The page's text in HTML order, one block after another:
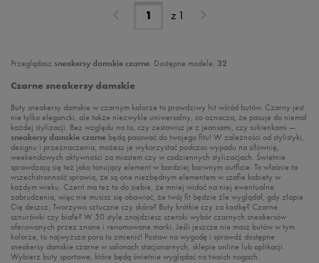
z 1
Przeglądasz sneakersy damskie czarne. Dostępne modele: 32
Czarne sneakersy damskie
Buty sneakersy damskie w czarnym kolorze to prawdziwy hit wśród butów. Czarny jest
nie tylko elegancki, ale także niezwykle uniwersalny, co oznacza, że pasuje do niemal
każdej stylizacji. Bez względu na to, czy zestawisz je z jeansami, czy sukienkami —
sneakersy damskie czarne będą pasować do twojego fitu! W zależności od stylistyki,
designu i przeznaczenia, możesz je wykorzystać podczas wypadu na siłownię,
weekendowych aktywności za miastem czy w codziennych stylizacjach. Świetnie
sprawdzają się też jako tonujący element w bardziej barwnym outficie. To właśnie ta
wszechstronność sprawia, że są one niezbędnym elementem w szafie kobiety w
każdym wieku. Czerń ma też to do siebie, że mniej widać na niej ewentualne
zabrudzenia, więc nie musisz się obawiać, że twój fit będzie źle wyglądał, gdy złapie
Cię deszcz. Tworzywo sztuczne czy skóra? Buty krótkie czy za kostkę? Czarne
sznurówki czy białe? W 50 style znajdziesz szeroki wybór czarnych sneakersów
oferowanych przez znane i renomowane marki. Jeśli jeszcze nie masz butów w tym
kolorze, to najwyższa pora to zmienić! Postaw na wygodę i sprawdź dostępne
sneakersy damskie czarne w salonach stacjonarnych, sklepie online lub aplikacji.
Wybierz buty sportowe, które będą świetnie wyglądać na twoich nogach.